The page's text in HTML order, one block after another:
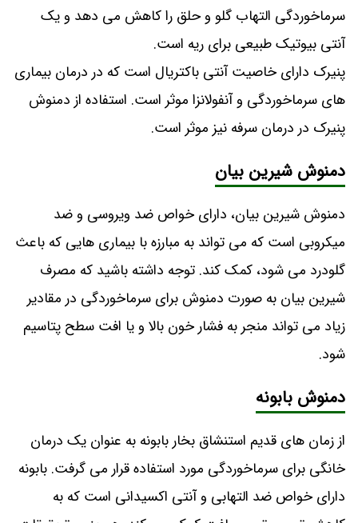
سرماخوردگی التهاب گلو و حلق را کاهش می دهد و یک
آنتی بیوتیک طبیعی برای ریه است.
پنیرک دارای خاصیت آنتی باکتریال است که در درمان بیماری
های سرماخوردگی و آنفولانزا موثر است. استفاده از دمنوش
پنیرک در درمان سرفه نیز موثر است.
دمنوش شیرین بیان
دمنوش شیرین بیان، دارای خواص ضد ویروسی و ضد
میکروبی است که می تواند به مبارزه با بیماری هایی که باعث
گلودرد می شود، کمک کند. توجه داشته باشید که مصرف
شیرین بیان به صورت دمنوش برای سرماخوردگی در مقادیر
زیاد می تواند منجر به فشار خون بالا و یا افت سطح پتاسیم
شود.
دمنوش بابونه
از زمان های قدیم استنشاق بخار بابونه به عنوان یک درمان
خانگی برای سرماخوردگی مورد استفاده قرار می گرفت. بابونه
دارای خواص ضد التهابی و آنتی اکسیدانی است که به